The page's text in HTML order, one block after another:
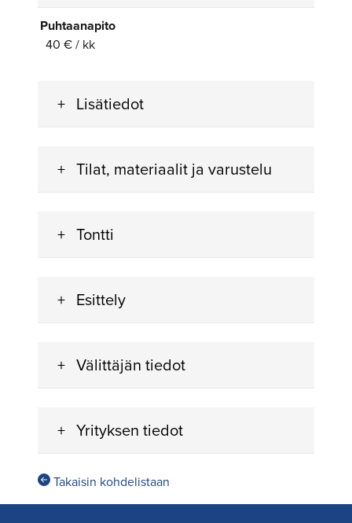
Puhtaanapito
40 € / kk
Lisätiedot
Tilat, materiaalit ja varustelu
Tontti
Esittely
Välittäjän tiedot
Yrityksen tiedot
Takaisin kohdelistaan